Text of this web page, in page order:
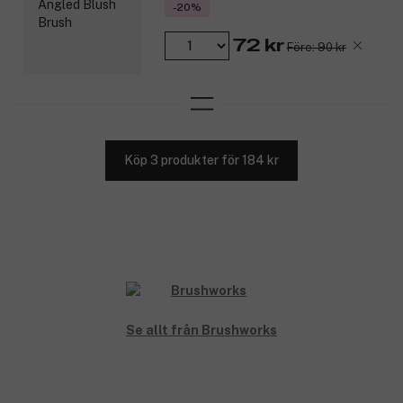
-20%
72 kr Före: 90 kr
Köp 3 produkter för 184 kr
Se allt från Brushworks